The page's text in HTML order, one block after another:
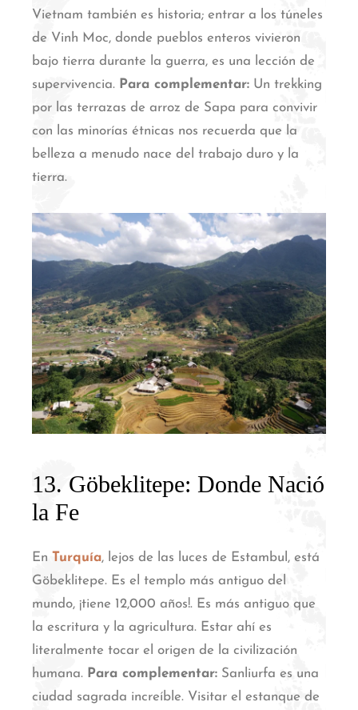
Vietnam también es historia; entrar a los túneles
de Vinh Moc, donde pueblos enteros vivieron
bajo tierra durante la guerra, es una lección de
supervivencia. Para complementar: Un trekking
por las terrazas de arroz de Sapa para convivir
con las minorías étnicas nos recuerda que la
belleza a menudo nace del trabajo duro y la
tierra.
13. Göbeklitepe: Donde Nació
la Fe
EnTurquía, lejos de las luces de Estambul, está
Göbeklitepe. Es el templo más antiguo del
mundo, ¡tiene 12,000 años!. Es más antiguo que
la escritura y la agricultura. Estar ahí es
literalmente tocar el origen de la civilización
humana. Para complementar: Sanliurfa es una
ciudad sagrada increíble. Visitar el estanque de